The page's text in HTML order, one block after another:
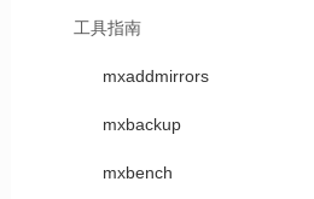
工具指南
mxaddmirrors
mxbackup
mxbench